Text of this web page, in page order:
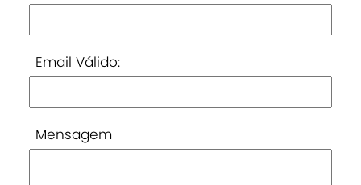
Email Válido:
Mensagem